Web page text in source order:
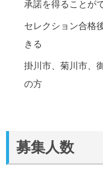
承諾を得ることが
セレクション合格
きる
掛川市、菊川市、
の方
募集人数